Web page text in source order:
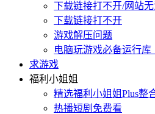
下载链接打不开/网站
下载链接打不开
游戏解压问题
电脑玩游戏必备运行库
求游戏
福利小姐姐
精选福利小姐姐Plus整
热播短剧免费看